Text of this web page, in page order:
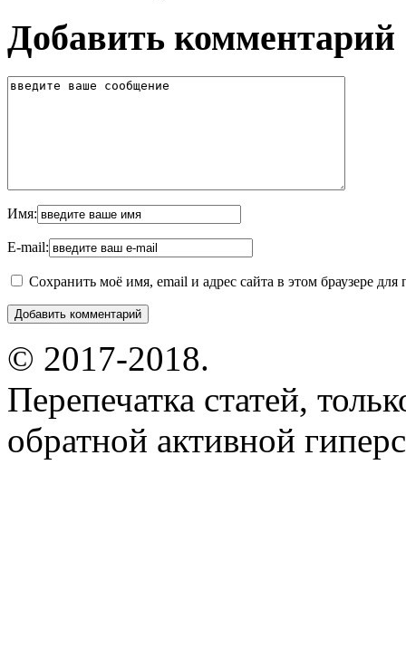
Добавить комментарий
Имя:
E-mail:
Сохранить моё имя, email и адрес сайта в этом браузере
© 2017-2018.
Перепечатка статей,
обратной активной